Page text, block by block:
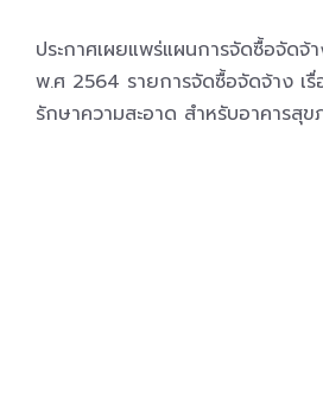
ประกาศเผยแพร่แผนการจัดซื้อจัดจ้
พ.ศ 2564 รายการจัดซื้อจัดจ้าง เรื่
รักษาความสะอาด สำหรับอาคารสุ